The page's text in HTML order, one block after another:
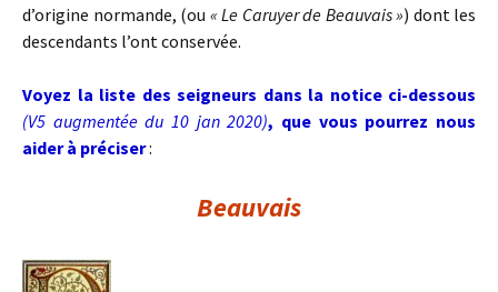
d’origine normande, (ou « Le Caruyer de Beauvais ») dont les
descendants l’ont conservée.
Voyez la liste des seigneurs dans la notice ci-dessous
(V5 augmentée du 10 jan 2020), que vous pourrez nous
aider à préciser:
Beauvais